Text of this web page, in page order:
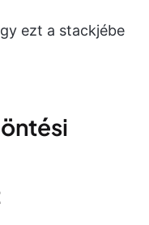
ezt a stackjébe